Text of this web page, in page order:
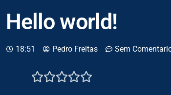
Hello world!
18:51 Pedro Freitas Sem
